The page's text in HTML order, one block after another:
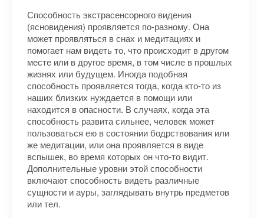
Способность экстрасенсорного видения
(ясновидения) проявляется по-разному. Она
может проявляться в снах и медитациях и
помогает нам видеть то, что происходит в другом
месте или в другое время, в том числе в прошлых
жизнях или будущем. Иногда подобная
способность проявляется тогда, когда кто-то из
наших близких нуждается в помощи или
находится в опасности. В случаях, когда эта
способность развита сильнее, человек может
пользоваться ею в состоянии бодрствования или
же медитации, или она проявляется в виде
вспышек, во время которых он что-то видит.
Дополнительные уровни этой способности
включают способность видеть различные
сущности и ауры, заглядывать внутрь предметов
или тел.